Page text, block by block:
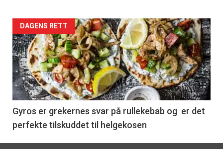
Forsiden
akkurat
nå
-
6
DAGENS RETT
Gyros er grekernes svar på rullekebab og er det
perfekte tilskuddet til helgekosen